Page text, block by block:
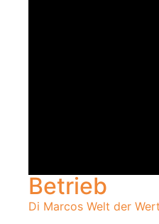
Betrieb
Di Marcos Welt der